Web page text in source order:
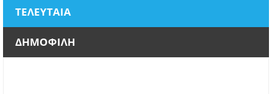
ΤΕΛΕΥΤΑΙΑ
ΔΗΜΟΦΙΛΗ